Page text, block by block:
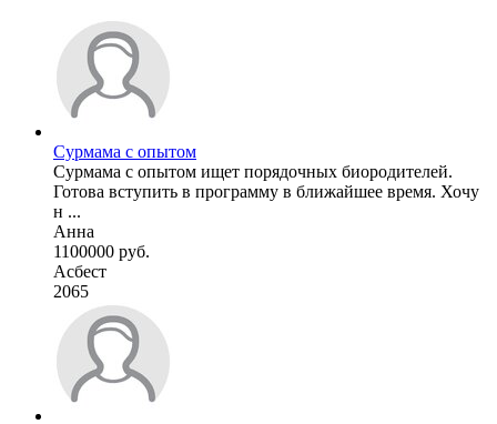
Сурмама с опытом
Сурмама с опытом ищет порядочных биородителей.
Готова вступить в программу в ближайшее время. Хочу
н ...
Анна
1100000 руб.
Асбест
2065